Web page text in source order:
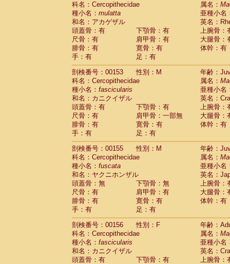
科名：Cercopithecidae
属名：
種小名： mulatta
亜種小名
和名：アカゲザル
英名：
頭蓋骨：有
下顎骨：有
上腕骨：
尺骨：有
肩甲骨：有
大腿骨：
腓骨：有
寛骨：有
体幹：有
手：有
足：有
剖検番号：00153
性別：M
年齢：
科名：Cercopithecidae
属名：
種小名： fascicularis
亜種小名
和名：カニクイザル
英名：
頭蓋骨：有
下顎骨：有
上腕骨：
尺骨：有
肩甲骨：一部無
大腿骨：
腓骨：有
寛骨：有
体幹：有
手：有
足：有
剖検番号：00155
性別：M
年齢：
科名：Cercopithecidae
属名：
種小名： fuscata
亜種小名
和名：ヤクニホンザル
英名：
頭蓋骨：無
下顎骨：無
上腕骨：
尺骨：有
肩甲骨：有
大腿骨：
腓骨：有
寛骨：有
体幹：有
手：有
足：有
剖検番号：00156
性別：F
年齢：
科名：Cercopithecidae
属名：
種小名： fascicularis
亜種小名
和名：カニクイザル
英名：
頭蓋骨：有
下顎骨：有
上腕骨：